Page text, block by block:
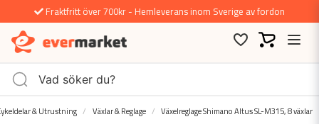
Fraktfritt över 700kr - Hemleverans inom Sverige av fordon
& Utrustning Växlar & Reglage Växelreglage Shimano Altus SL-M315, 8 växlar